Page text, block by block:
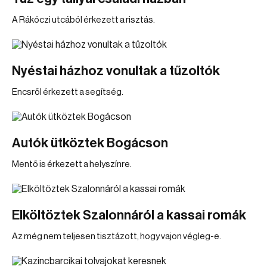
A Rákóczi utcából érkezett a risztás.
Nyéstai házhoz vonultak a tűzoltók
Encsről érkezett a segítség.
Autók ütköztek Bogácson
Mentő is érkezett a helyszínre.
Elköltöztek Szalonnáról a kassai romák
Az még nem teljesen tisztázott, hogy vajon végleg-e.